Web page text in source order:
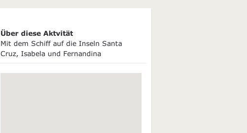
Über diese Aktvität
Mit dem Schiff auf die Inseln Santa
Cruz, Isabela und Fernandina